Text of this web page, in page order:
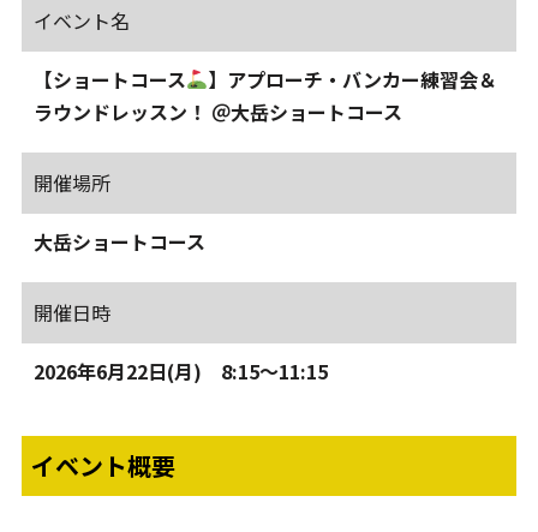
イベント名
【ショートコース
】アプローチ・バンカー練習会＆
ラウンドレッスン！ ＠大岳ショートコース
開催場所
大岳ショートコース
開催日時
2026年6月22日(月) 8:15～11:15
イベント概要